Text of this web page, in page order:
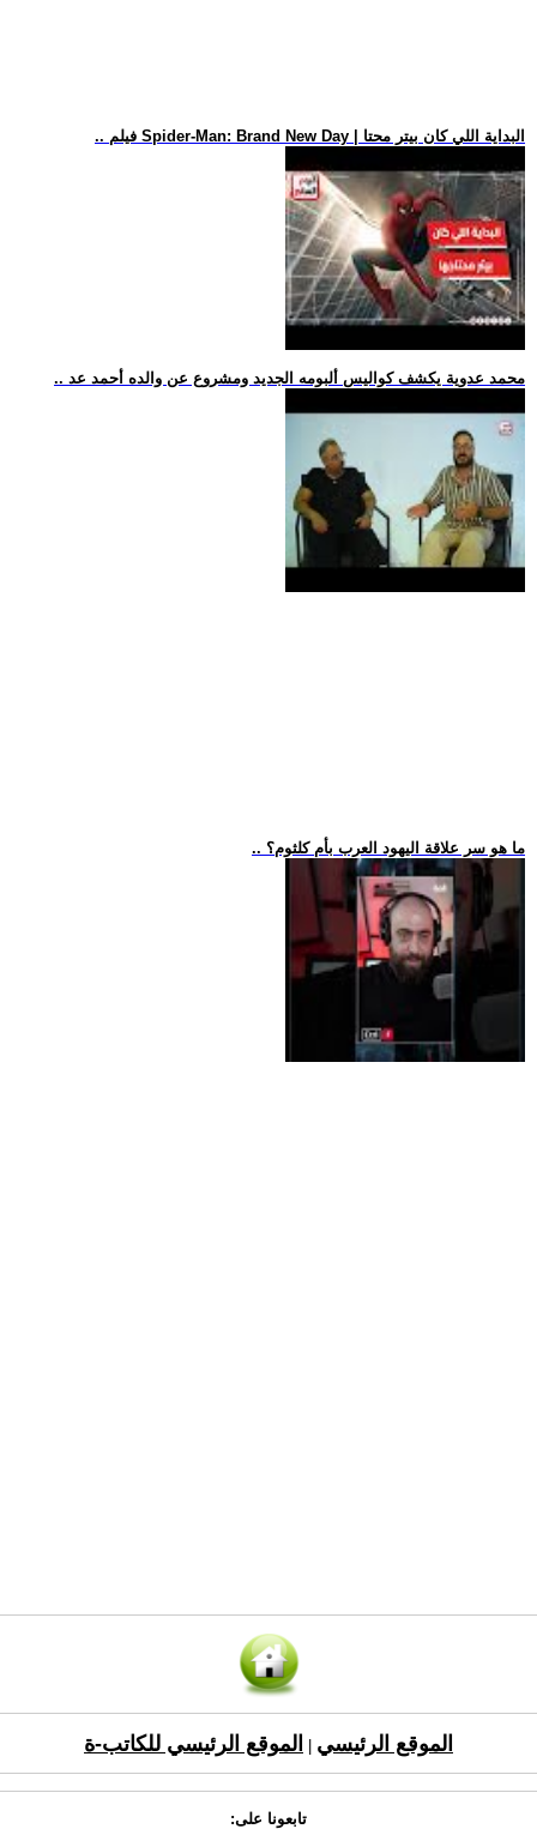
.. فيلم Spider-Man: Brand New Day | البداية اللي كان بيتر محتا
.. محمد عدوية يكشف كواليس ألبومه الجديد ومشروع عن والده أحمد عد
.. ما هو سر علاقة اليهود العرب بأم كلثوم؟
الموقع الرئيسي الموقع الرئيسي للكاتب-ة
تابعونا على: